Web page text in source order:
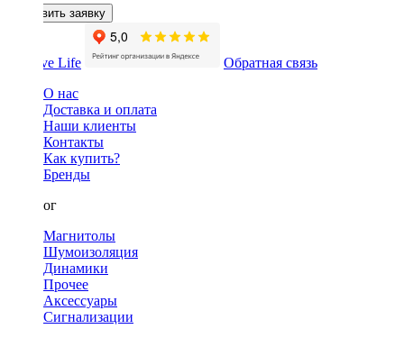
Оставить заявку
Обратная связь
О нас
Доставка и оплата
Наши клиенты
Контакты
Как купить?
Бренды
Каталог
Магнитолы
Шумоизоляция
Динамики
Прочее
Аксессуары
Сигнализации